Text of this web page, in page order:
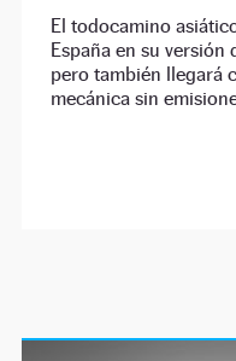
El todocamino
España en su versión
pero también llegará
mecánica sin